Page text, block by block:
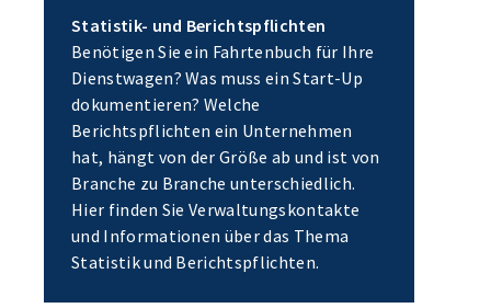
Statistik- und Berichtspflichten
Benötigen Sie ein Fahrtenbuch für Ihre
Dienstwagen? Was muss ein Start-Up
dokumentieren? Welche
Berichtspflichten ein Unternehmen
hat, hängt von der Größe ab und ist von
Branche zu Branche unterschiedlich.
Hier finden Sie Verwaltungskontakte
und Informationen über das Thema
Statistik und Berichtspflichten.